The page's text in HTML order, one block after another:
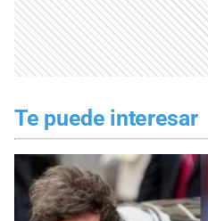
Te puede interesar